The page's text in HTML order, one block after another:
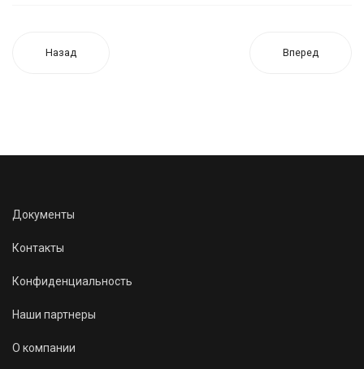
Назад Вперед
Документы
Контакты
Конфиденциальность
Наши партнеры
О компании